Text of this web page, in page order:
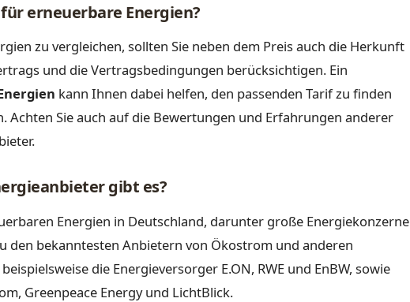
erneuerbare Energien?
zu vergleichen, sollten Sie neben dem Preis auch die Herkunft
und die Vertragsbedingungen berücksichtigen. Ein
kann Ihnen dabei helfen, den passenden Tarif zu finden
Achten Sie auch auf die Bewertungen und Erfahrungen anderer
gibt es?
Energien in Deutschland, darunter große Energiekonzerne
den bekanntesten Anbietern von Ökostrom und anderen
die Energieversorger E.ON, RWE und EnBW, sowie
Greenpeace Energy und LichtBlick.